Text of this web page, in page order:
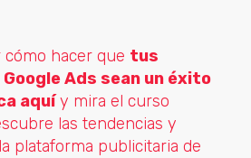
cómo hacer que tus
Ads sean un éxito
aquíy mira el curso
las tendencias y
plataforma publicitaria de